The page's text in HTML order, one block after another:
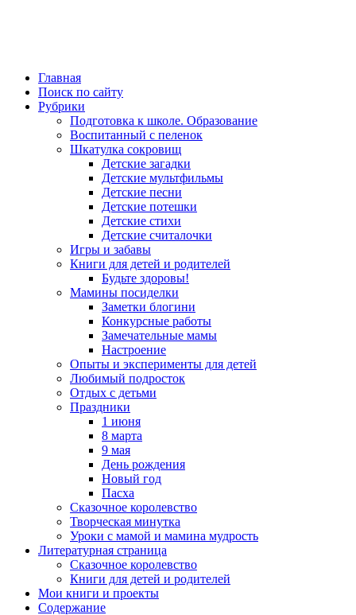
Главная
Поиск по сайту
Рубрики
Подготовка к школе. Образование
Воспитанный с пеленок
Шкатулка сокровищ
Детские загадки
Детские мультфильмы
Детские песни
Детские потешки
Детские стихи
Детские считалочки
Игры и забавы
Книги для детей и родителей
Будьте здоровы!
Мамины посиделки
Заметки блогини
Конкурсные работы
Замечательные мамы
Настроение
Опыты и эксперименты для детей
Любимый подросток
Отдых с детьми
Праздники
1 июня
8 марта
9 мая
День рождения
Новый год
Пасха
Сказочное королевство
Творческая минутка
Уроки с мамой и мамина мудрость
Литературная страница
Сказочное королевство
Книги для детей и родителей
Мои книги и проекты
Содержание